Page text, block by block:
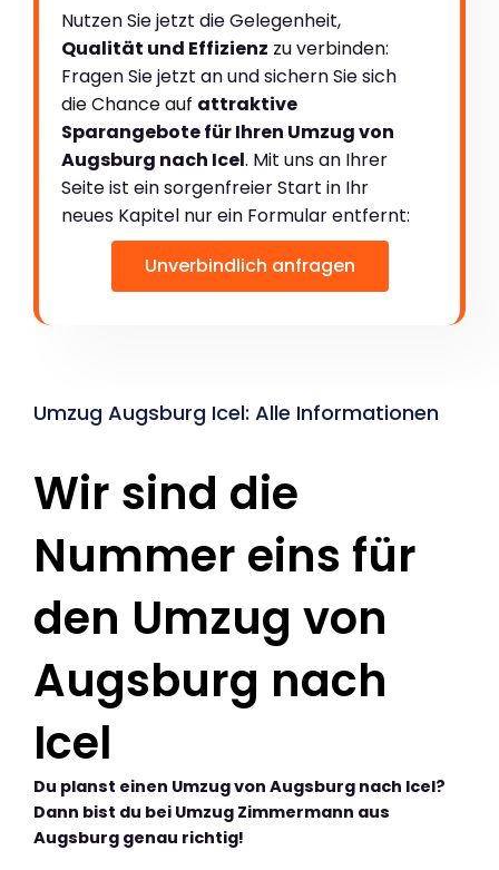
Nutzen Sie jetzt die Gelegenheit,
Qualität und Effizienz zu verbinden:
Fragen Sie jetzt an und sichern Sie sich
die Chance auf attraktive
Sparangebote für Ihren Umzug von
Augsburg nach Icel. Mit uns an Ihrer
Seite ist ein sorgenfreier Start in Ihr
neues Kapitel nur ein Formular entfernt:
Unverbindlich anfragen
Umzug Augsburg Icel: Alle Informationen
Wir sind die
Nummer eins für
den Umzug von
Augsburg nach
Icel
Du planst einen Umzug von Augsburg nach Icel?
Dann bist du bei Umzug Zimmermann aus
Augsburg genau richtig!